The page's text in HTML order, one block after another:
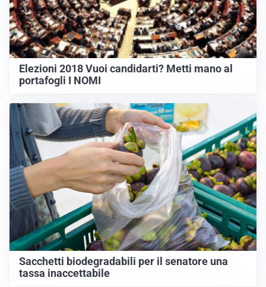
Elezioni 2018 Vuoi candidarti? Metti mano al
portafogli I NOMI
Sacchetti biodegradabili per il senatore una
tassa inaccettabile